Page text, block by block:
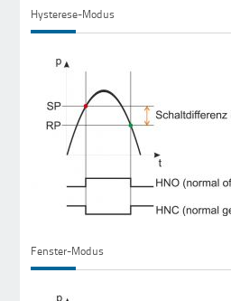
Hysterese-Modus
Fenster-Modus